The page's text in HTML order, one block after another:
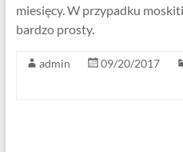
miesięcy. W przypadku
bardzo prosty.
admin 09/20/2017